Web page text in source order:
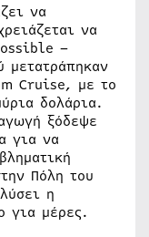
να
να
–
Cruise, με το
δολάρια.
ξόδεψε
για να
Πόλη του
η
για μέρες.